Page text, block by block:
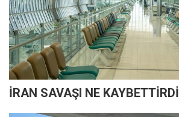
İRAN SAVAŞI NE KAYBETTİRDİ